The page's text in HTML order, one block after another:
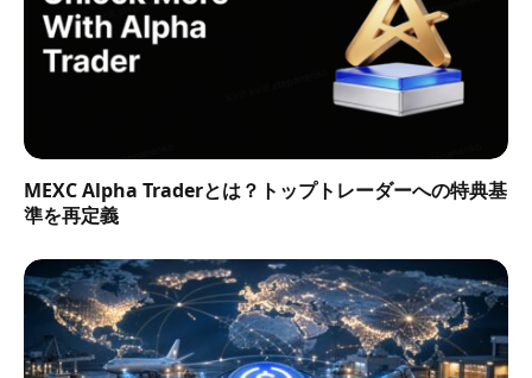
MEXC Alpha Traderとは？トップトレーダーへの特典基
準を再定義